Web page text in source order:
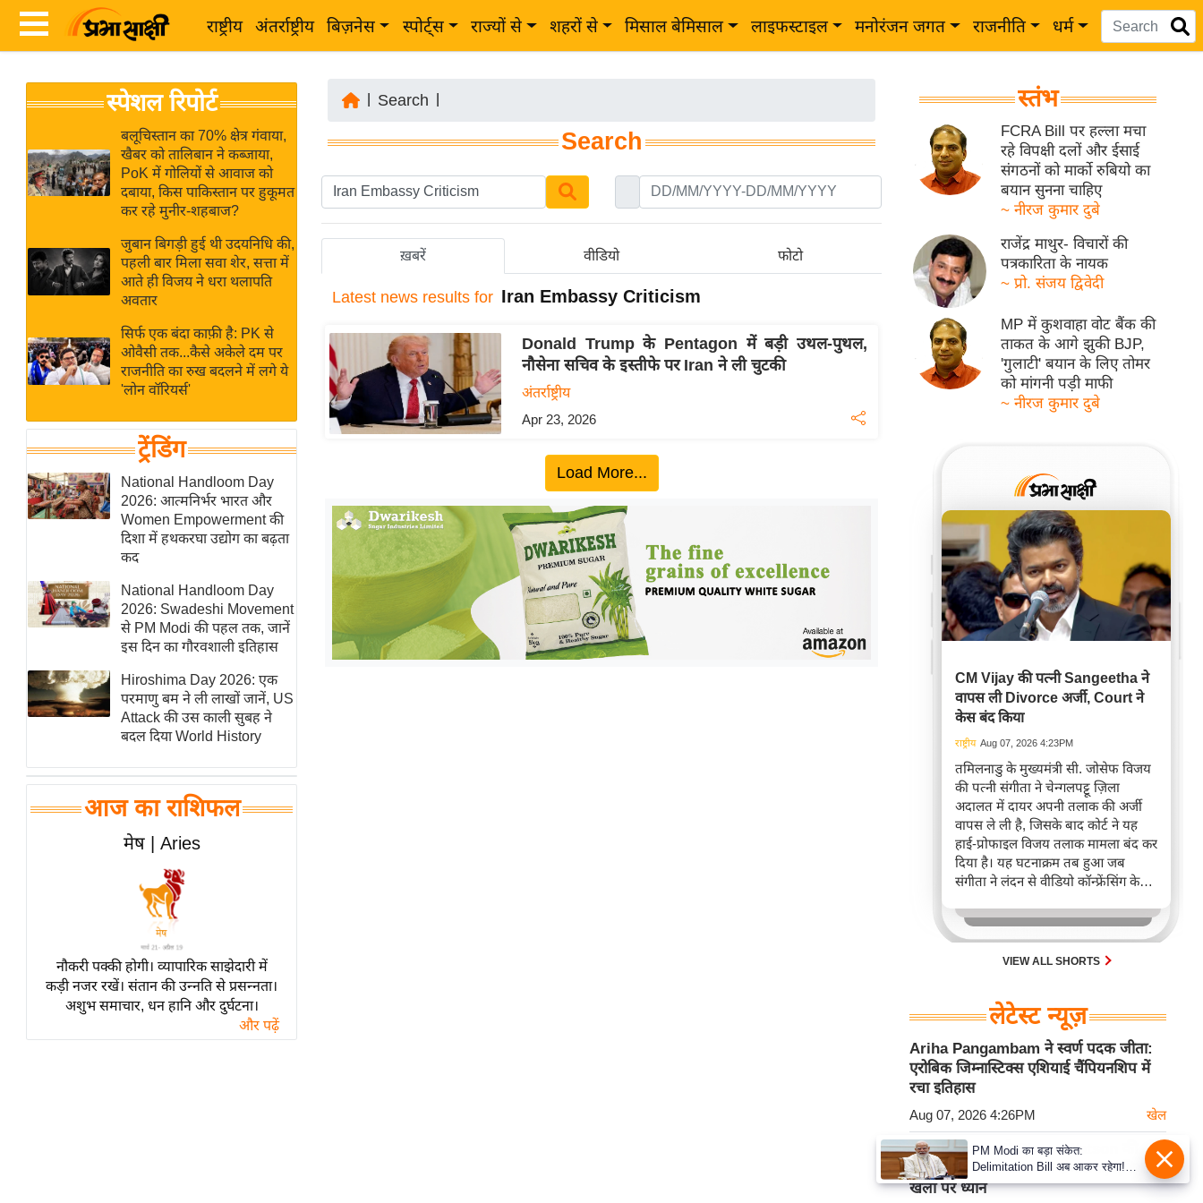
राष्ट्रीय अंतर्राष्ट्रीय बिज़नेस स्पोर्ट्स राज्यों से शहरों से मिसाल बेमिसाल लाइफस्टाइल मनोरंजन जगत राजनीति धर्म
News
Hindi
Hindi
Live
News in
Hindi
News
Hindi
Videos
ब
र
अंतर्राष्ट्रीय
बिज़नेस
उद्योग
विशेषज्ञ
राय
खेल
क्रिकेट
IPL
2026
मिसाल बेमिसाल
शख्सियत
यंग इंडिया
साहित्य जगत
ऑटो वर्ल्ड
न्यूज ब्रीफ
बॉलीवुड
हॉलीवुड
फिल्म समीक्षा
लाइफस्टाइल
टेक्नॉलॉजी
ब्यूटी/फैशन
घरेलू नुस्खे
स्पेशल रिपोर्ट
बलूचिस्तान का 70% क्षेत्र गंवाया,
खैबर को तालिबान ने कब्जाया,
PoK में गोलियों से आवाज को
दबाया, किस पाकिस्तान पर हुकूमत
कर रहे मुनीर-शहबाज?
जुबान बिगड़ी हुई थी उदयनिधि की,
पहली बार मिला सवा शेर, सत्ता में
आते ही विजय ने धरा थलापति
अवतार
सिर्फ एक बंदा काफ़ी है: PK से
ओवैसी तक...कैसे अकेले दम पर
राजनीति का रुख बदलने में लगे ये
'लोन वॉरियर्स'
ट्रेंडिंग
National Handloom Day
2026: आत्मनिर्भर भारत और
Women Empowerment की
दिशा में हथकरघा उद्योग का बढ़ता
कद
National Handloom Day
2026: Swadeshi Movement
से PM Modi की पहल तक, जानें
इस दिन का गौरवशाली इतिहास
Hiroshima Day 2026: एक
परमाणु बम ने ली लाखों जानें, US
Attack की उस काली सुबह ने
बदल दिया World History
आज का राशिफल
मेष | Aries
नौकरी पक्की होगी। व्यापारिक साझेदारी में
कड़ी नजर रखें। संतान की उन्नति से प्रसन्नता।
अशुभ समाचार, धन हानि और दुर्घटना।
और पढ़ें
Search
Search
ख़बरें वीडियो फोटो
Latest news results for Iran Embassy Criticism
Donald Trump के Pentagon में बड़ी उथल-पुथल,
नौसेना सचिव के इस्तीफे पर Iran ने ली चुटकी
अंतर्राष्ट्रीय
Apr 23, 2026
Load More...
स्तंभ
FCRA Bill पर हल्ला मचा
रहे विपक्षी दलों और ईसाई
संगठनों को मार्को रुबियो का
बयान सुनना चाहिए
~ नीरज कुमार दुबे
राजेंद्र माथुर- विचारों की
पत्रकारिता के नायक
~ प्रो. संजय द्विवेदी
MP में कुशवाहा वोट बैंक की
ताकत के आगे झुकी BJP,
'गुलाटी' बयान के लिए तोमर
को मांगनी पड़ी माफी
~ नीरज कुमार दुबे
CM Vijay की पत्नी Sangeetha ने
वापस ली Divorce अर्जी, Court ने
केस बंद किया
राष्ट्रीय Aug 07, 2026 4:23PM
तमिलनाडु के मुख्यमंत्री सी. जोसेफ विजय
की पत्नी संगीता ने चेन्गलपट्टू ज़िला
अदालत में दायर अपनी तलाक की अर्जी
वापस ले ली है, जिसके बाद कोर्ट ने यह
हाई-प्रोफाइल विजय तलाक मामला बंद कर
दिया है। यह घटनाक्रम तब हुआ जब
संगीता ने लंदन से वीडियो कॉन्फ्रेंसिंग के
मुख्यमंत्री विधानसभा सत्र के कारण
उपस्थित नहीं हो सके।
VIEW ALL SHORTS
लेटेस्ट न्यूज़
Ariha Pangambam ने स्वर्ण पदक जीता:
एरोबिक जिम्नास्टिक्स एशियाई चैंपियनशिप में
रचा इतिहास
Aug 07, 2026 4:26PM खेल
Sahil Jadhav ने Shane Watson की
किताब पढ़कर सीखा दबाव संभालना, एशियाई
खेलों पर ध्यान
PM Modi का बड़ा संकेत:
Delimitation Bill अब आकर रहेगा!
NDA के पास पूरा संख्या बल